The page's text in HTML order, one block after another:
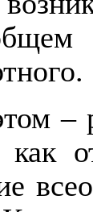
–